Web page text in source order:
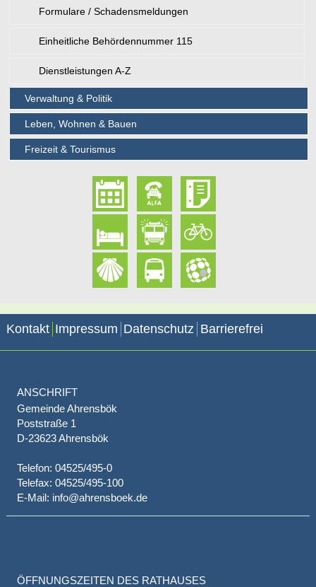
Formulare / Schadensmeldungen
Einheitliche Behördennummer 115
Dienstleistungen A-Z
Verwaltung & Politik
Leben, Wohnen & Bauen
Freizeit & Tourismus
Kontakt Impressum Datenschutz Barrierefrei
ANSCHRIFT
Gemeinde Ahrensbök
Poststraße 1
D-23623 Ahrensbök
Telefon: 04525/495-0
Telefax: 04525/495-100
E-Mail: info@ahrensboek.de
ÖFFNUNGSZEITEN DES RATHAUSES